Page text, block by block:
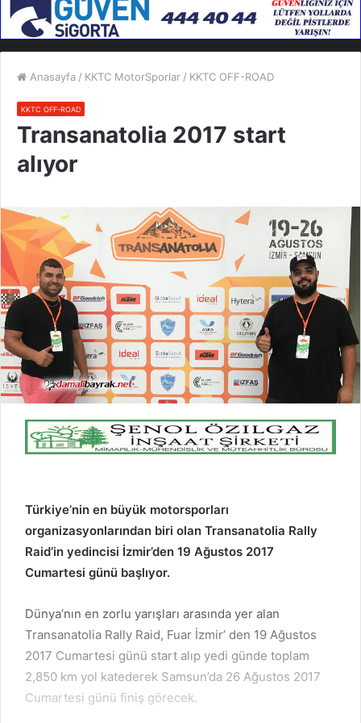
Anasayfa / KKTC MotorSporlar / KKTC OFF-ROAD
KKTC OFF-ROAD
Transanatolia 2017 start
alıyor
Türkiye’nin en büyük motorsporları
organizasyonlarından biri olan Transanatolia Rally
Raid’in yedincisi İzmir’den 19 Ağustos 2017
Cumartesi günü başlıyor.
Dünya’nın en zorlu yarışları arasında yer alan
Transanatolia Rally Raid, Fuar İzmir’ den 19 Ağustos
2017 Cumartesi günü start alıp yedi günde toplam
2,850 km yol katederek Samsun’da 26 Ağustos 2017
Cumartesi günü finiş görecek.